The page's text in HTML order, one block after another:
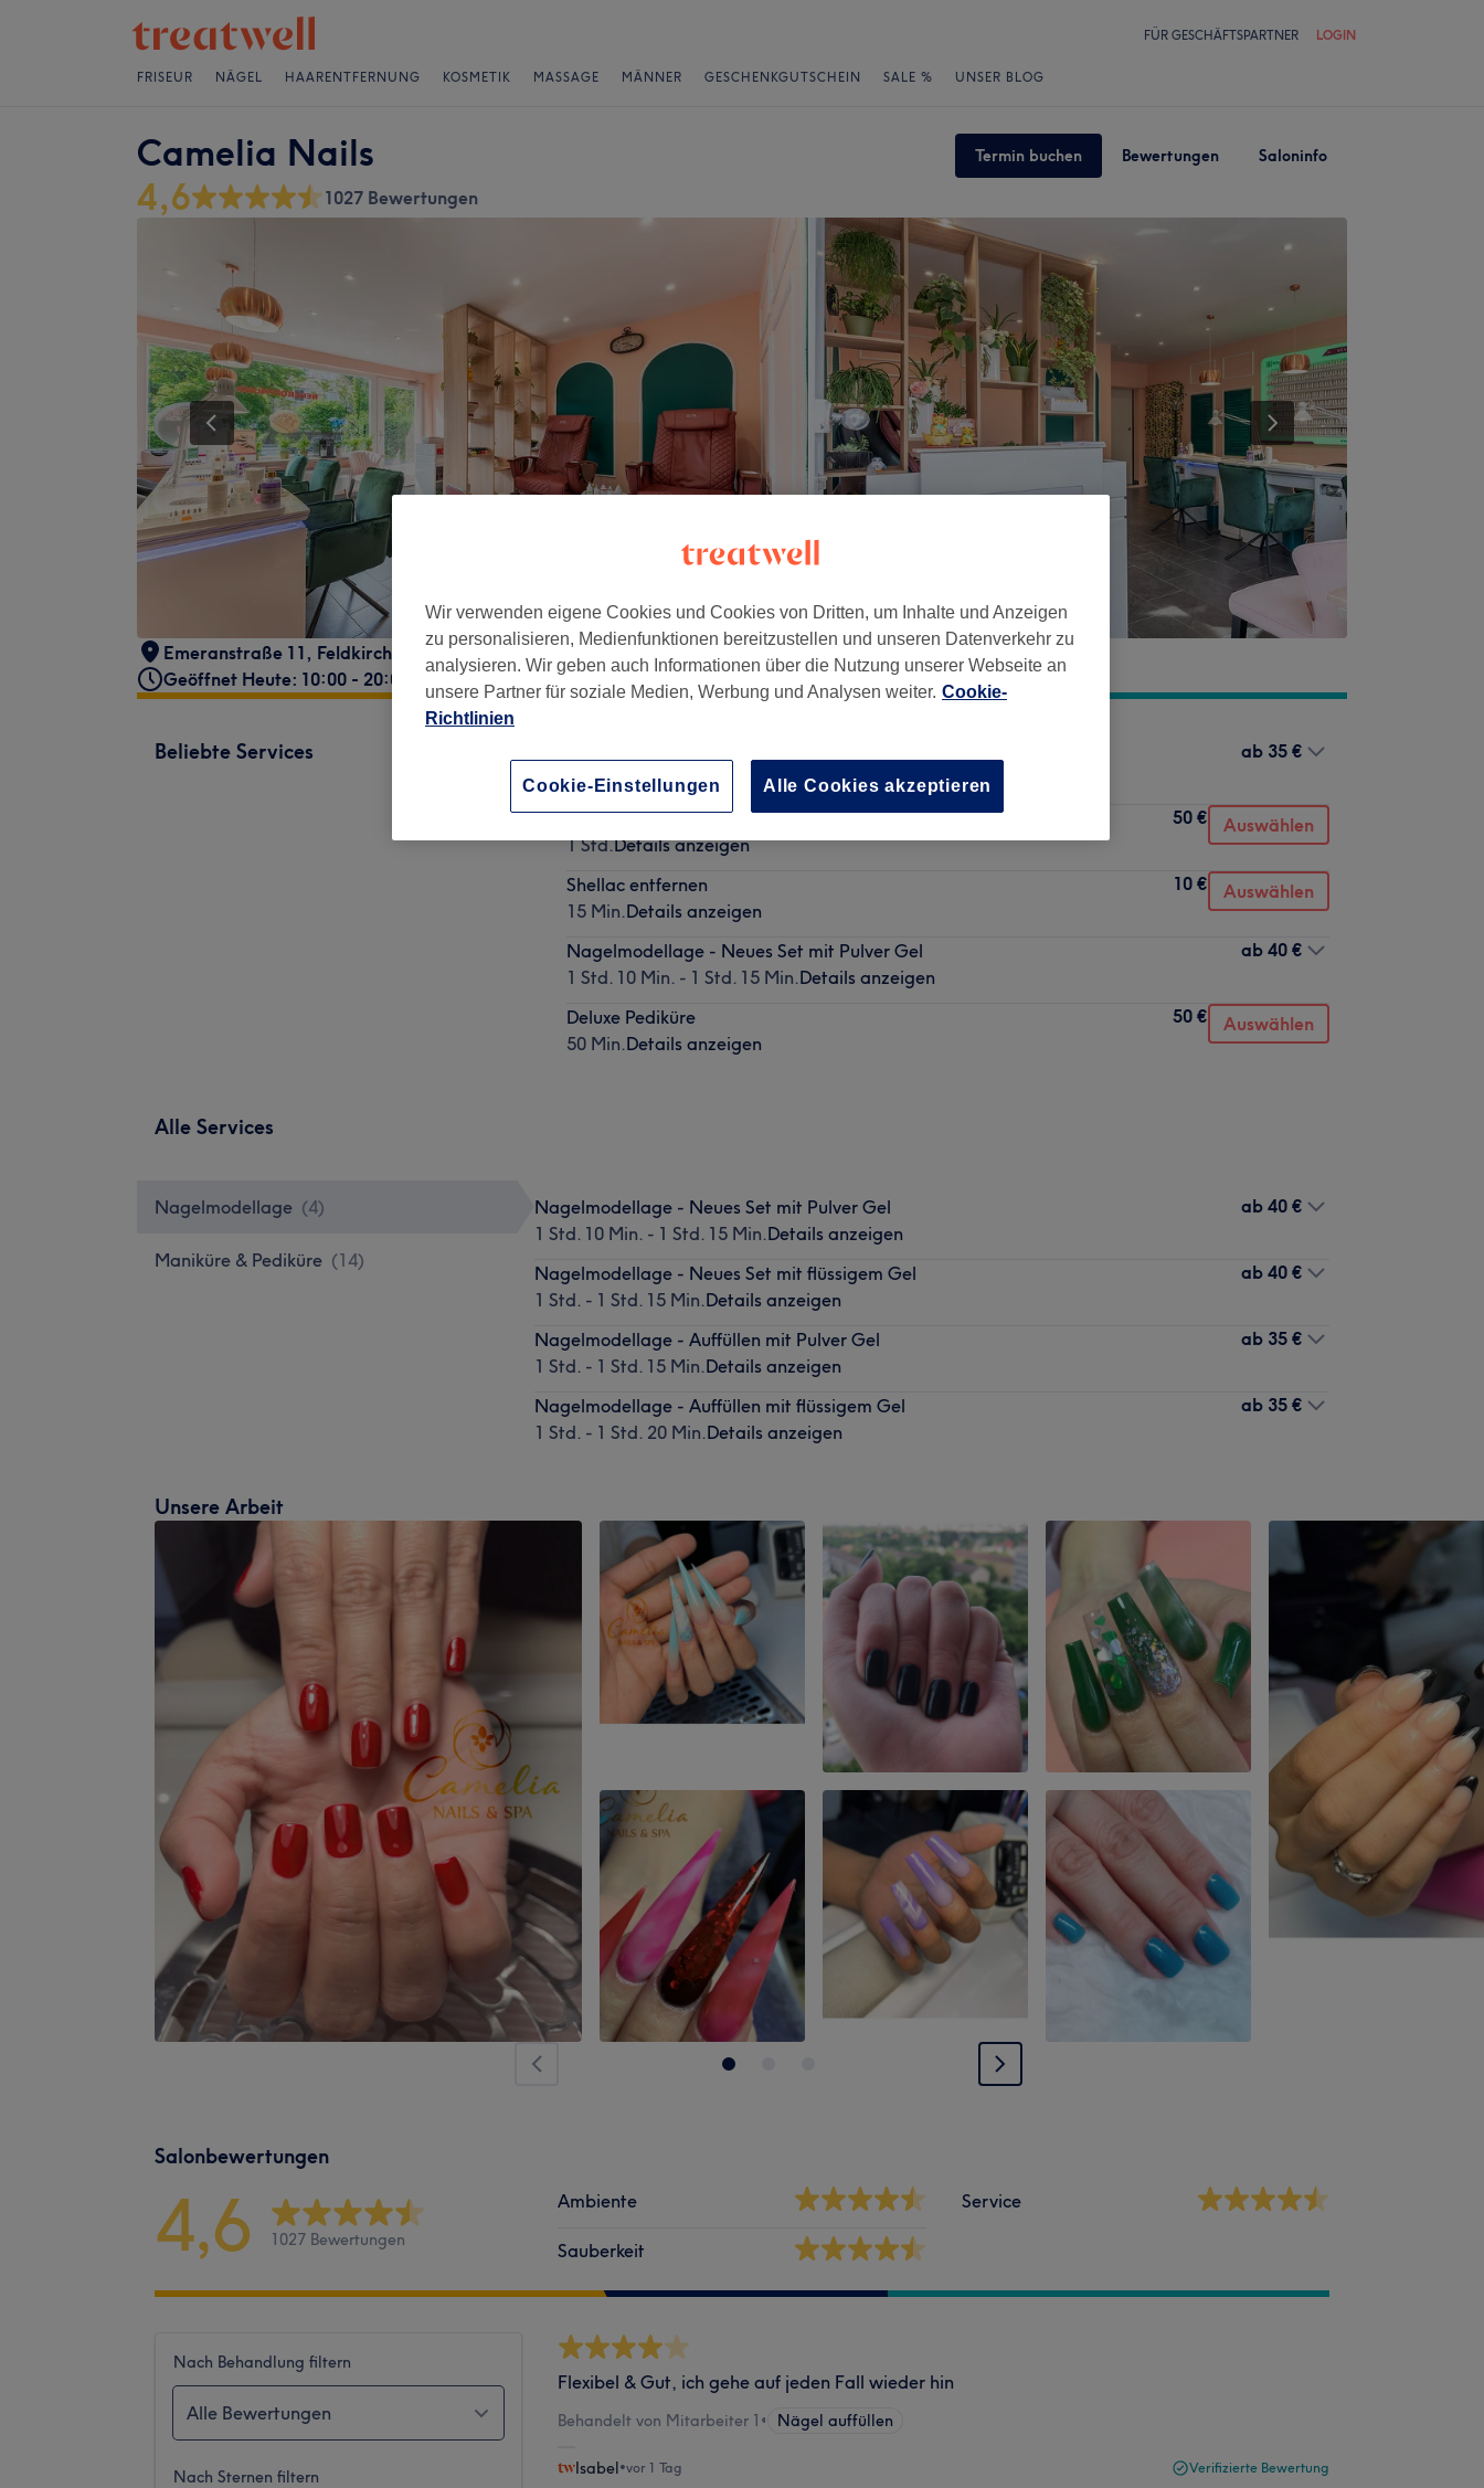
FÜR GESCHÄFTSPARTNER LOGIN
FRISEUR NÄGEL HAARENTFERNUNG KOSMETIK MASSAGE MÄNNER GESCHENKGUTSCHEIN SALE % UNSER BLOG
Camelia Nails Termin buchen Bewertungen Saloninfo
4,6 1027 Bewertungen
Emeranstraße 11 , Feldkirchen
85622
Geöffnet Heute: 10:00 - 20:00
Beliebte Services
1 Std. - 1 Std. 15 Min.
Details anzeigen
ab 35 €
Pediküre mit Shellac
1 Std.Details anzeigen
50 € Auswählen
Shellac entfernen
15 Min.Details anzeigen
10 € Auswählen
Nagelmodellage - Neues Set mit Pulver Gel
1 Std. 10 Min. - 1 Std. 15 Min.Details anzeigen
ab 40 €
Deluxe Pediküre
50 Min.Details anzeigen
50 € Auswählen
Alle Services
Nagelmodellage (4)
Maniküre & Pediküre (14)
Nagelmodellage - Neues Set mit Pulver Gel
1 Std. 10 Min. - 1 Std. 15 Min.Details anzeigen
ab 40 €
Nagelmodellage - Neues Set mit flüssigem Gel
1 Std. - 1 Std. 15 Min.Details anzeigen
ab 40 €
Nagelmodellage - Auffüllen mit Pulver Gel
1 Std. - 1 Std. 15 Min.Details anzeigen
ab 35 €
Nagelmodellage - Auffüllen mit flüssigem Gel
1 Std. - 1 Std. 20 Min.Details anzeigen
ab 35 €
Unsere Arbeit
Salonbewertungen
4,6 1027 Bewertungen
Ambiente
Sauberkeit
Service
Nach Behandlung filtern
Alle Bewertungen
Nach Sternen filtern
Flexibel & Gut, ich gehe auf jeden Fall wieder hin
Behandelt von Mitarbeiter 1 • Nägel auffüllen
Isabel•vor 1 Tag Verifizierte Bewertung
Wir verwenden eigene Cookies und Cookies von Dritten, um Inhalte und Anzeigen
zu personalisieren, Medienfunktionen bereitzustellen und unseren Datenverkehr zu
analysieren. Wir geben auch Informationen über die Nutzung unserer Webseite an
unsere Partner für soziale Medien, Werbung und Analysen weiter. Cookie-
Richtlinien
Cookie-Einstellungen Alle Cookies akzeptieren